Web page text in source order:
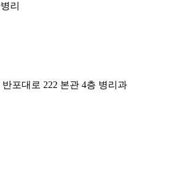
리
포대로 222 본관 4층 병리과